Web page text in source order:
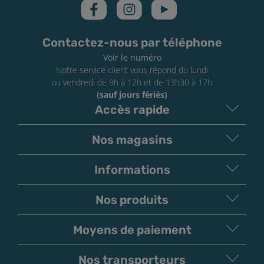
Contactez-nous par téléphone
Voir le numéro
Notre service client vous répond du lundi
au vendredi de 9h à 12h et de 13h30 à 17h
(sauf jours fériés)
Accès rapide
Nos magasins
Informations
Nos produits
Moyens de paiement
Nos transporteurs